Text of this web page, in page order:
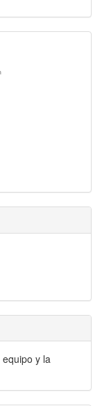
y la